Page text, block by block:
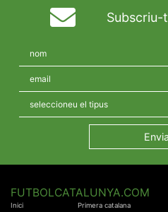
Subscriu-
FUTBOLCATALUNYA.COM
Inici
Primera catalana